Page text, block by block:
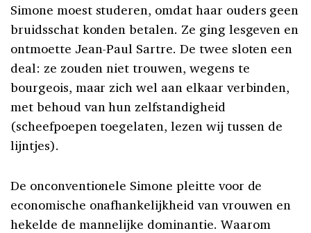
Simone moest studeren, omdat haar ouders geen
bruidsschat konden betalen. Ze ging lesgeven en
ontmoette Jean-Paul Sartre. De twee sloten een
deal: ze zouden niet trouwen, wegens te
bourgeois, maar zich wel aan elkaar verbinden,
met behoud van hun zelfstandigheid
(scheefpoepen toegelaten, lezen wij tussen de
lijntjes).
De onconventionele Simone pleitte voor de
economische onafhankelijkheid van vrouwen en
hekelde de mannelijke dominantie. Waarom